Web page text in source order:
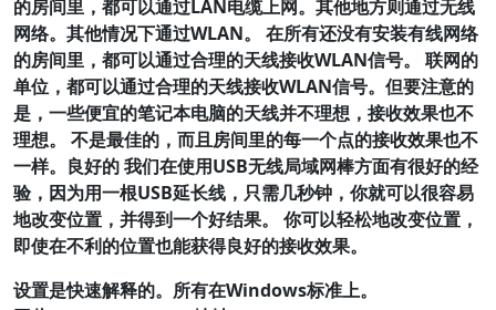
的房间里，都可以通过LAN电缆上网。其他地方则通过无线
网络。其他情况下通过WLAN。 在所有还没有安装有线网络
的房间里，都可以通过合理的天线接收WLAN信号。 联网的
单位，都可以通过合理的天线接收WLAN信号。但要注意的
是，一些便宜的笔记本电脑的天线并不理想，接收效果也不
理想。 不是最佳的，而且房间里的每一个点的接收效果也不
一样。良好的 我们在使用USB无线局域网棒方面有很好的经
验，因为用一根USB延长线，只需几秒钟，你就可以很容易
地改变位置，并得到一个好结果。 你可以轻松地改变位置，
即使在不利的位置也能获得良好的接收效果。
设置是快速解释的。所有在Windows标准上。